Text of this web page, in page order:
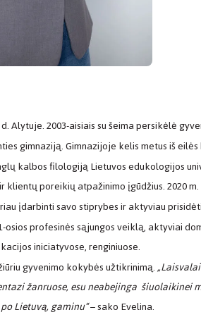
Alytuje. 2003-aisiais su šeima persikėlė
gimnaziją. Gimnazijoje kelis metus iš
kalbos filologiją Lietuvos edukologijos
klientų poreikių atpažinimo įgūdžius. 2020
įdarbinti savo stiprybes ir aktyviau
osios profesinės sąjungos veiklą, aktyviai
iniciatyvose, renginiuose.
gyvenimo kokybės užtikrinimą.
žanruose, esu neabejinga
Lietuvą, gaminu“– sako Evelina.